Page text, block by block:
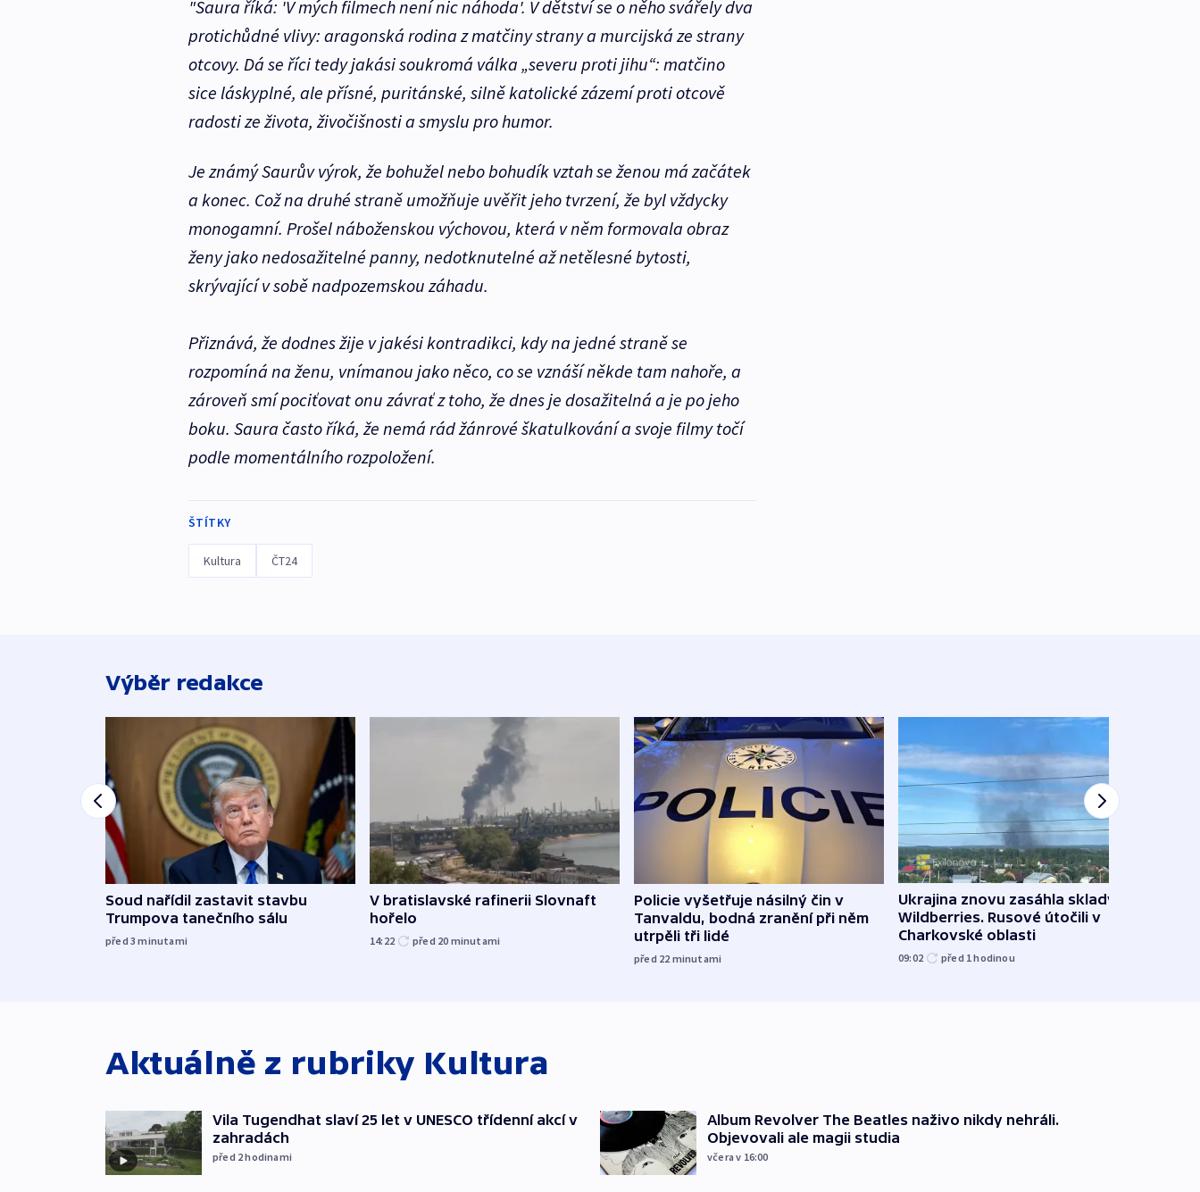
"Saura říká: 'V mých filmech není nic náhoda'. V dětství se o něho svářely dva
protichůdné vlivy: aragonská rodina z matčiny strany a murcijská ze strany
otcovy. Dá se říci tedy jakási soukromá válka „severu proti jihu“: matčino
sice láskyplné, ale přísné, puritánské, silně katolické zázemí proti otcově
radosti ze života, živočišnosti a smyslu pro humor.
Je známý Saurův výrok, že bohužel nebo bohudík vztah se ženou má začátek
a konec. Což na druhé straně umožňuje uvěřit jeho tvrzení, že byl vždycky
monogamní. Prošel náboženskou výchovou, která v něm formovala obraz
ženy jako nedosažitelné panny, nedotknutelné až netělesné bytosti,
skrývající v sobě nadpozemskou záhadu.
Přiznává, že dodnes žije v jakési kontradikci, kdy na jedné straně se
rozpomíná na ženu, vnímanou jako něco, co se vznáší někde tam nahoře, a
zároveň smí pociťovat onu závrať z toho, že dnes je dosažitelná a je po jeho
boku. Saura často říká, že nemá rád žánrové škatulkování a svoje filmy točí
podle momentálního rozpoložení.
ŠTÍTKY
Kultura ČT24
Výběr redakce
Soud nařídil zastavit stavbu
Trumpova tanečního sálu
před 3minutami
V bratislavské rafinerii Slovnaft
hořelo
14:22 před 20 minutami
Policie vyšetřuje násilný čin v
Tanvaldu, bodná zranění při něm
utrpěli tři lidé
před 22 minutami
Ukrajina znovu zasáhla sklady
Wildberries. Rusové útočili v
Charkovské oblasti
09:02 před 1hodinou
Aktuálně z rubriky Kultura
Vila Tugendhat slaví 25 let v UNESCO třídenní akcí v
zahradách
před 2hodinami
Album Revolver The Beatles naživo nikdy nehráli.
Objevovali ale magii studia
včera v 16:00